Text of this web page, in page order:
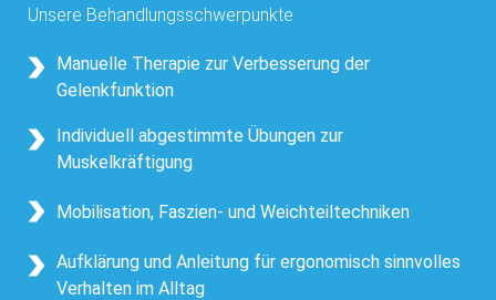
Unsere Behandlungsschwerpunkte
Manuelle Therapie zur Verbesserung der
Gelenkfunktion
Individuell abgestimmte Übungen zur
Muskelkräftigung
Mobilisation, Faszien- und Weichteiltechniken
Aufklärung und Anleitung für ergonomisch sinnvolles
Verhalten im Alltag